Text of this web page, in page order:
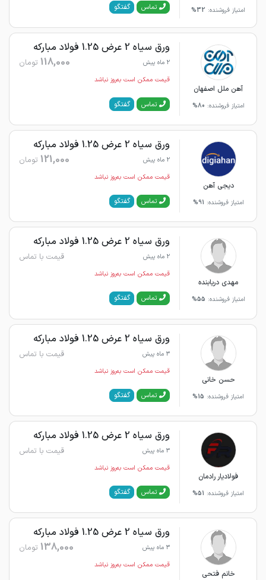
امتیاز فروشنده: 32% تماس گفتگو
آهن ملل اصفهان
امتیاز فروشنده: 80%
ورق سیاه 2 عرض 1.25 فولاد مبارکه
2 ماه پیش 118,000 تومان
قیمت ممکن است به‌روز نباشد
تماس گفتگو
دیجی آهن
امتیاز فروشنده: 91%
ورق سیاه 2 عرض 1.25 فولاد مبارکه
2 ماه پیش 121,000 تومان
قیمت ممکن است به‌روز نباشد
تماس گفتگو
مهدی دریابنده
امتیاز فروشنده: 55%
ورق سیاه 2 عرض 1.25 فولاد مبارکه
2 ماه پیش قیمت با تماس
قیمت ممکن است به‌روز نباشد
تماس گفتگو
حسن خانی
امتیاز فروشنده: 15%
ورق سیاه 2 عرض 1.25 فولاد مبارکه
3 ماه پیش قیمت با تماس
قیمت ممکن است به‌روز نباشد
تماس گفتگو
فولادیار رادمان
امتیاز فروشنده: 51%
ورق سیاه 2 عرض 1.25 فولاد مبارکه
3 ماه پیش قیمت با تماس
قیمت ممکن است به‌روز نباشد
تماس گفتگو
خانم فتحی
ورق سیاه 2 عرض 1.25 فولاد مبارکه
3 ماه پیش 138,000 تومان
قیمت ممکن است به‌روز نباشد